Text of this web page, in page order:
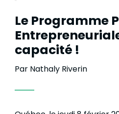
Le Programme
capacité !
Par Nathaly Riverin